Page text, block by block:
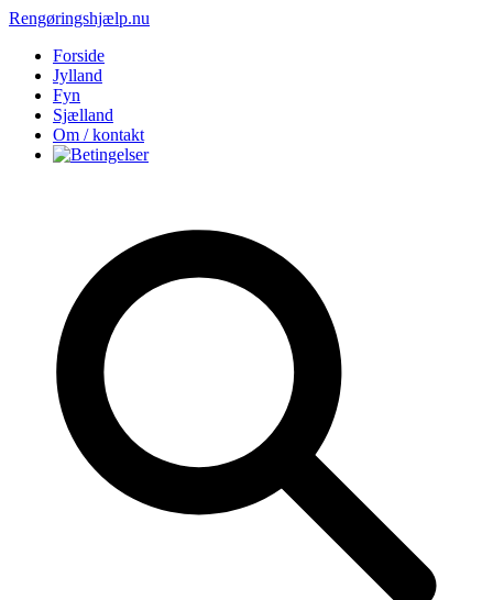
Rengøringshjælp.nu
Forside
Jylland
Fyn
Sjælland
Om / kontakt